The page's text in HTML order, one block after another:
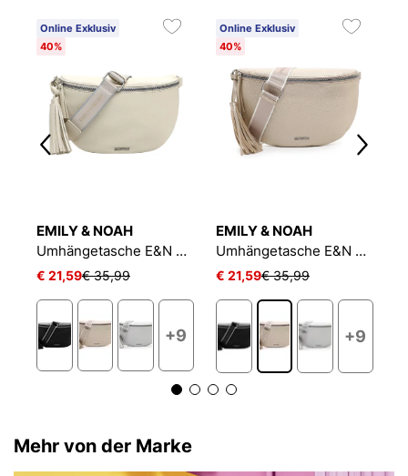
Online Exklusiv
40%
EMILY & NOAH
Umhängetasche E&N Belli
€ 21,59€ 35,99
+9
Online Exklusiv
40%
EMILY & NOAH
Umhängetasche E&N Belli
€ 21,59€ 35,99
+9
Mehr von der Marke